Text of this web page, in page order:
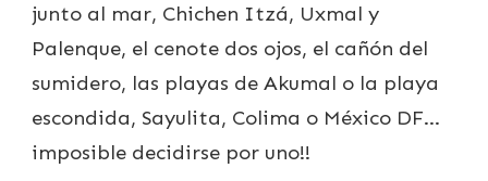
junto al mar, Chichen Itzá, Uxmal y
Palenque, el cenote dos ojos, el cañón del
sumidero, las playas de Akumal o la playa
escondida, Sayulita, Colima o México DF…
imposible decidirse por uno!!